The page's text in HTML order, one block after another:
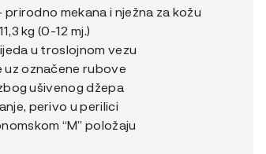
prirodno mekana i nježna za kožu
kg (0-12 mj.)
u troslojnom vezu
označene rubove
ušivenog džepa
perivo u perilici
“M” položaju